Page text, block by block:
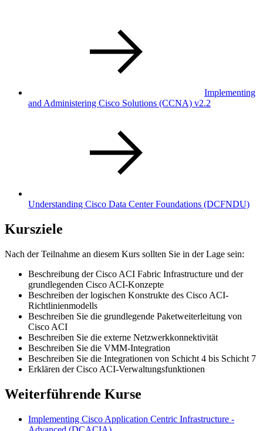
Implementing
and Administering Cisco Solutions (CCNA) v2.2
Understanding Cisco Data Center Foundations (DCFNDU)
Kursziele
Nach der Teilnahme an diesem Kurs sollten Sie in der Lage sein:
Beschreibung der Cisco ACI Fabric Infrastructure und der
grundlegenden Cisco ACI-Konzepte
Beschreiben der logischen Konstrukte des Cisco ACI-
Richtlinienmodells
Beschreiben Sie die grundlegende Paketweiterleitung von
Cisco ACI
Beschreiben Sie die externe Netzwerkkonnektivität
Beschreiben Sie die VMM-Integration
Beschreiben Sie die Integrationen von Schicht 4 bis Schicht 7
Erklären der Cisco ACI-Verwaltungsfunktionen
Weiterführende Kurse
Implementing Cisco Application Centric Infrastructure -